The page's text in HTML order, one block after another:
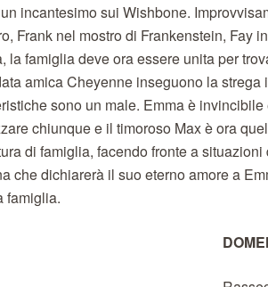
incantesimo sui Wishbone.
Frank nel mostro di Frankenstein, Fay
la famiglia deve ora essere unita per
amica Cheyenne inseguono la
sono un male. Emma è
chiunque e il timoroso Max è ora
di famiglia, facendo fronte a
che dichiarerà il suo eterno amore a
famiglia.